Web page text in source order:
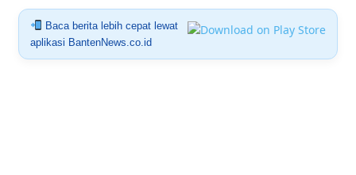
Baca berita lebih cepat lewat
aplikasi BantenNews.co.id